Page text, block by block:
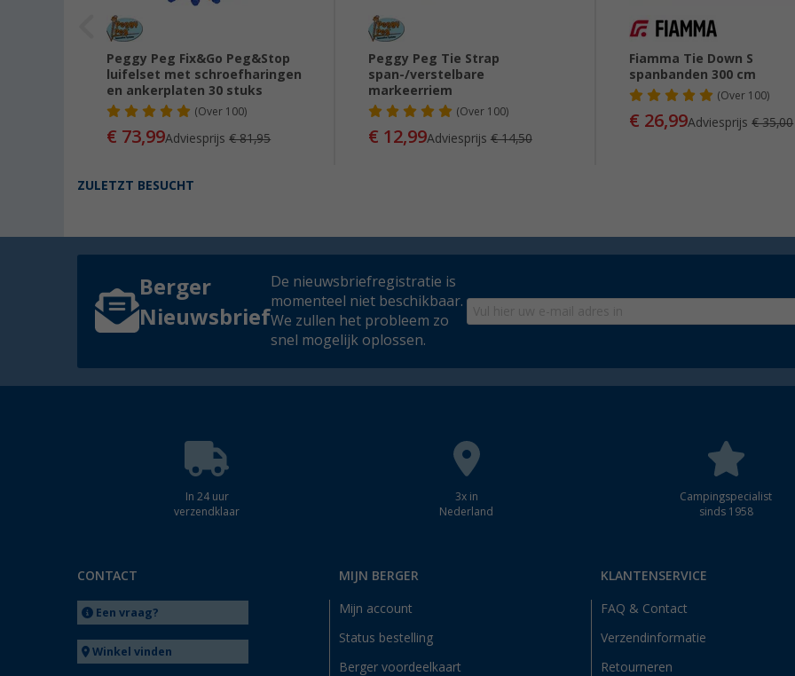
Peggy Peg Fix&Go Peg&Stop
luifelset met schroefharingen
en ankerplaten 30 stuks
(Over 100)
€ 73,99Adviesprijs€ 81,95
Peggy Peg Tie Strap
span-/verstelbare
markeerriem
(Over100)
€ 12,99Adviesprijs € 14,50
Fiamma Tie Down S
spanbanden 300 cm
(Over 100)
€ 26,99Adviesprijs€ 35,00
ZULETZT BESUCHT
Berger
Nieuwsbrief
De nieuwsbriefregistratie is
momenteel niet beschikbaar.
We zullen het probleem zo
snel mogelijk oplossen.
In 24 uur
verzendklaar
3x in
Nederland
Campingspecialist
sinds 1958
CONTACT
Een vraag?
Winkel vinden
MIJN BERGER
Mijn account
Status bestelling
Berger voordeelkaart
KLANTENSERVICE
FAQ & Contact
Verzendinformatie
Retourneren